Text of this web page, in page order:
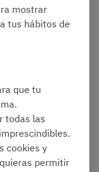
El
y
.
Creación y
de
mostrar
tus hábitos de
que tu
todas las
cookies y
permitir